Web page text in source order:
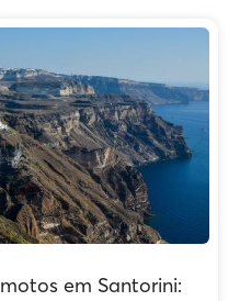
em Santorini: